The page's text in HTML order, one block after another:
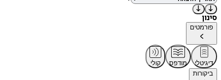
סינון
פורמטים
דיגיטלי מודפס
קולי
ביקורות